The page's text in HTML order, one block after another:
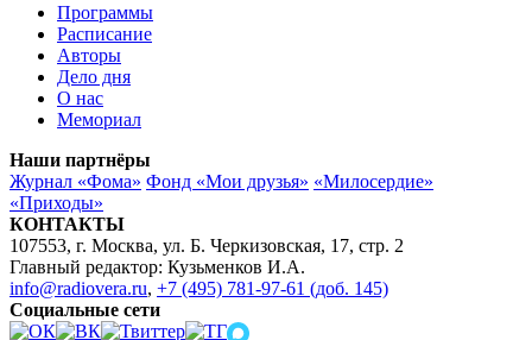
Программы
Расписание
Авторы
Дело дня
О нас
Мемориал
Наши партнёры
Журнал «Фома» Фонд «Мои друзья» «Милосердие»
«Приходы»
КОНТАКТЫ
107553, г. Москва, ул. Б. Черкизовская, 17, стр. 2
Главный редактор: Кузьменков И.А.
info@radiovera.ru, +7 (495) 781-97-61 (доб. 145)
Социальные сети